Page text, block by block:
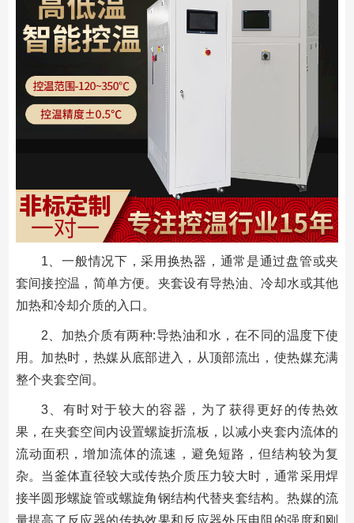
1、一般情况下，采用换热器，通常是通过盘管或夹
套间接控温，简单方便。夹套设有导热油、冷却水或其他
加热和冷却介质的入口。
2、加热介质有两种:导热油和水，在不同的温度下使
用。加热时，热媒从底部进入，从顶部流出，使热媒充满
整个夹套空间。
3、有时对于较大的容器，为了获得更好的传热效
果，在夹套空间内设置螺旋折流板，以减小夹套内流体的
流动面积，增加流体的流速，避免短路，但结构较为复
杂。当釜体直径较大或传热介质压力较大时，通常采用焊
接半圆形螺旋管或螺旋角钢结构代替夹套结构。热媒的流
量提高了反应器的传热效果和反应器外压电阻的强度和刚